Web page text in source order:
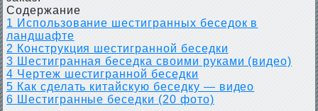
Содержание
1 Использование шестигранных беседок в
ландшафте
2 Конструкция шестигранной беседки
3 Шестигранная беседка своими руками (видео)
4 Чертеж шестигранной беседки
5 Как сделать китайскую беседку — видео
6 Шестигранные беседки (20 фото)